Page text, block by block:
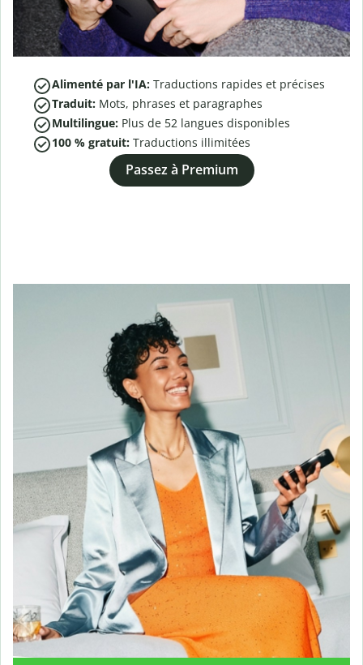
Alimenté par l'IA: Traductions rapides et précises
Traduit: Mots, phrases et paragraphes
Multilingue: Plus de 52 langues disponibles
100 % gratuit: Traductions illimitées
Passez à Premium